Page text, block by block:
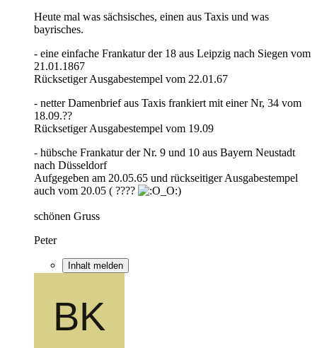
Heute mal was sächsisches, einen aus Taxis und was
bayrisches.
- eine einfache Frankatur der 18 aus Leipzig nach Siegen vom
21.01.1867
Rücksetiger Ausgabestempel vom 22.01.67
- netter Damenbrief aus Taxis frankiert mit einer Nr, 34 vom
18.09.??
Rücksetiger Ausgabestempel vom 19.09
- hübsche Frankatur der Nr. 9 und 10 aus Bayern Neustadt
nach Düsseldorf
Aufgegeben am 20.05.65 und rückseitiger Ausgabestempel
auch vom 20.05 ( ????
)
schönen Gruss
Peter
Inhalt melden